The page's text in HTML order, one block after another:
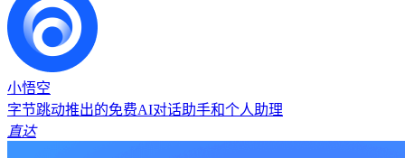
小悟空
字节跳动推出的免费AI对话助手和个人助理
直达